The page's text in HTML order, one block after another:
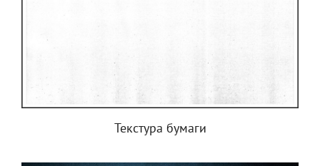
Текстура бумаги